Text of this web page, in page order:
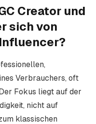
Creator und
sich von
Verbrauchers, oft
Fokus liegt auf der
nicht auf
klassischen